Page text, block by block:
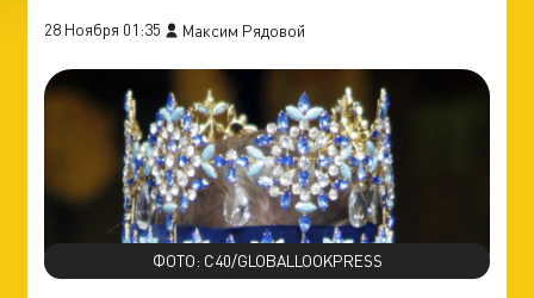
28 Ноября 01:35 Максим Рядовой
ФОТО: C40/GLOBALLOOKPRESS